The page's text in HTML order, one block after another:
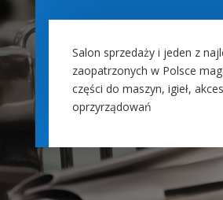
Salon sprzedaży i jeden z
zaopatrzonych w Polsce
części do maszyn, igieł,
oprzyrządowań